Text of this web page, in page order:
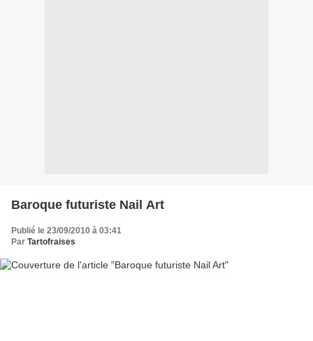
Baroque futuriste Nail Art
Publié le 23/09/2010 à 03:41
Par Tartofraises